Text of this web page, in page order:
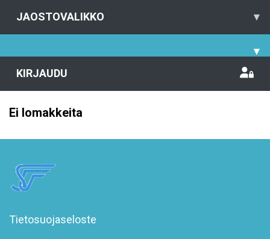
JAOSTOVALIKKO ▾
▾
KIRJAUDU
Ei lomakkeita
Tietosuojaseloste